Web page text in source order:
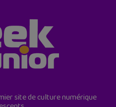
site de culture numérique